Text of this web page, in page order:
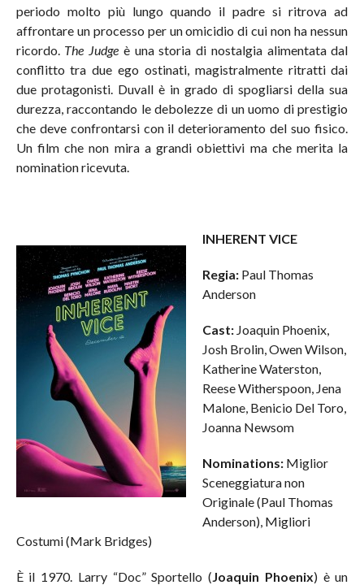
periodo molto più lungo quando il padre si ritrova ad
affrontare un processo per un omicidio di cui non ha nessun
ricordo. The Judge è una storia di nostalgia alimentata dal
conflitto tra due ego ostinati, magistralmente ritratti dai
due protagonisti. Duvall è in grado di spogliarsi della sua
durezza, raccontando le debolezze di un uomo di prestigio
che deve confrontarsi con il deterioramento del suo fisico.
Un film che non mira a grandi obiettivi ma che merita la
nomination ricevuta.
INHERENT VICE
Regia: Paul Thomas
Anderson
Cast: Joaquin Phoenix,
Josh Brolin, Owen Wilson,
Katherine Waterston,
Reese Witherspoon, Jena
Malone, Benicio Del Toro,
Joanna Newsom
Nominations: Miglior
Sceneggiatura non
Originale (Paul Thomas
Anderson), Migliori
Costumi (Mark Bridges)
È il 1970. Larry “Doc” Sportello (Joaquin Phoenix) è un